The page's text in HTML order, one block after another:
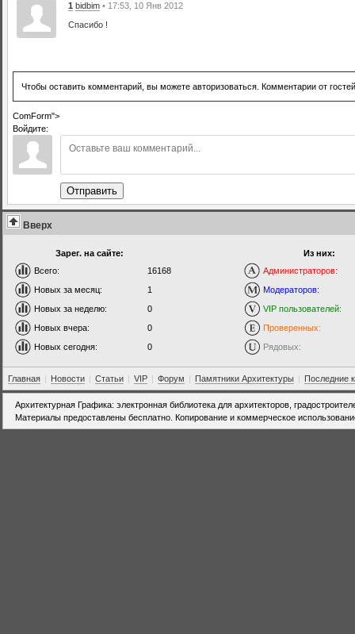
1 bidbim • 17:53, 10 Янв 2012
Спасибо !
Чтобы оставить комментарий, вы можете авторизоваться. Комментарии от
ComForm">
Войдите:
Отправить
Вверх
Зарег. на сайте:
Всего:
16168
Новых за месяц:
1
Новых за неделю:
0
Новых вчера:
0
Новых сегодня:
0
Из них:
Администраторов:
Модераторов:
VIP пользователей:
Проверенных:
Рядовых:
Главная | Новости | Статьи | VIP | Форум | Памятники Архитектуры | Последние
Архитектурная Графика: электронная библиотека для архитекторов,
Материалы предоставлены бесплатно. Копирование и коммерческое